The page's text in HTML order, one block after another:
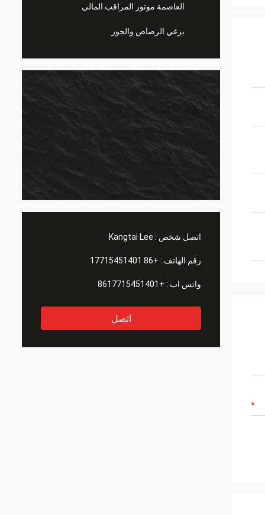
العاصمة موتور المراقب المالي
برغي الرصاص والجوز
اتصل شخص : Kangtai Lee
رقم الهاتف : +86 17715451401
واتس اب : +8617715451401
اتصل